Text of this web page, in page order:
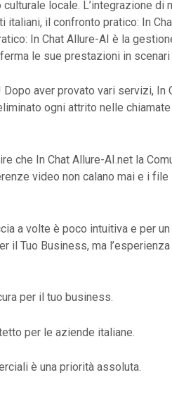
locale. L’integrazione
italiani, il confronto pratico: In
In Chat Allure-AI è la
le sue prestazioni in scenari
aver provato vari servizi, In
ogni attrito nelle
che In Chat Allure-AI.net la
video non calano mai e i
a volte è poco intuitiva e per
il Tuo Business, ma
per il tuo business.
per le aziende italiane.
è una priorità assoluta.